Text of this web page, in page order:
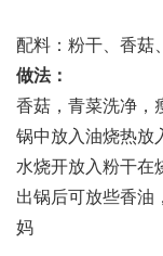
配料：粉干、香菇
做法：
香菇，青菜洗净，
锅中放入油烧热放
水烧开放入粉干在
出锅后可放些香油
妈